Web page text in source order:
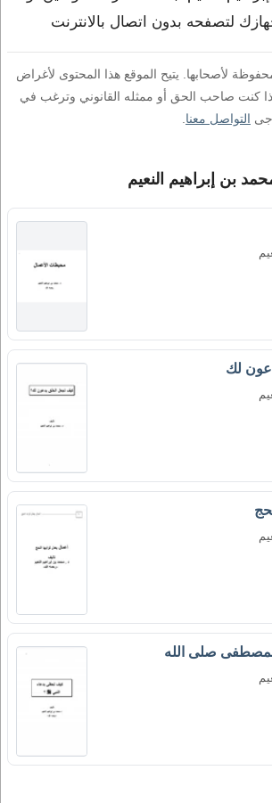
لتصفحه بدون اتصال بالانترنت
لأصحابها. يتيح الموقع هذا المحتوى لأغراض
كنت صاحب الحق أو ممثله القانوني وترغب في
التواصل معنا
بن إبراهيم النعيم
لك
صلى الله